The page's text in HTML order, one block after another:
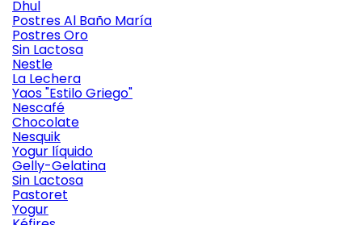
Dhul
Postres Al Baño María
Postres Oro
Sin Lactosa
Nestle
La Lechera
Yaos "Estilo Griego"
Nescafé
Chocolate
Nesquik
Yogur líquido
Gelly-Gelatina
Sin Lactosa
Pastoret
Yogur